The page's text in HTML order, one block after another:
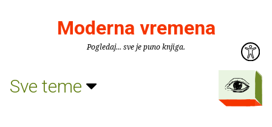
Moderna vremena
Pogledaj... sve je puno knjiga.
Sve teme